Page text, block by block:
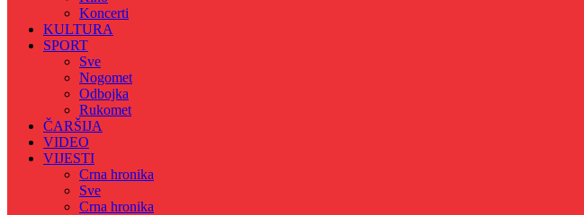
Koncerti
KULTURA
SPORT
Sve
Nogomet
Odbojka
Rukomet
ČARŠIJA
VIDEO
VIJESTI
Crna hronika
Sve
Crna hronika